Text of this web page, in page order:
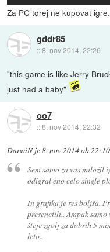
Za PC torej ne kupovat
gddr85
::8. nov 2014, 22:26
"this game is like Jerry
just had a baby"
oo7
::8. nov 2014, 22:32
DarwiNje8. nov 2014 ob 22:10
Sem samo za vas
odigral eno celo single
In grafika je res boljša.
presenetili.. Ampak
šteje zgolj za dobrih 5
leto..